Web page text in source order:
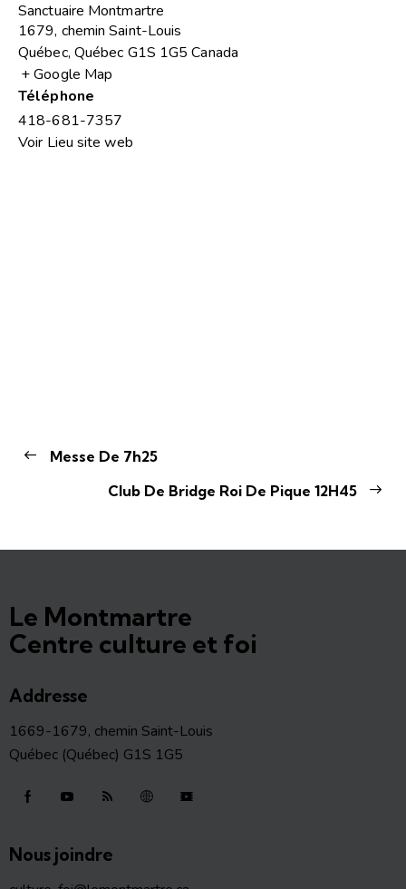
Sanctuaire Montmartre
1679, chemin Saint-Louis
Québec, Québec G1S 1G5 Canada
+ Google Map
Téléphone
418-681-7357
Voir Lieu site web
Messe De 7h25
Club De Bridge Roi De Pique 12H45
Le Montmartre
Centre culture et foi
Addresse
1669-1679, chemin Saint-Louis
Québec (Québec) G1S 1G5
Nous joindre